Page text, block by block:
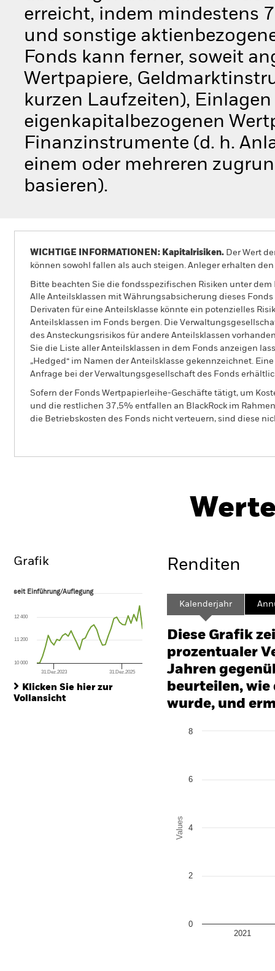
erreicht, indem mindestens
und sonstige
Fonds kann ferner, soweit
Wertpapiere,
kurzen Laufzeiten),
eigenkapitalbezogenen
Finanzinstrumente (d. h.
einem oder mehreren
basieren).
WICHTIGE INFORMATIONEN: Kapitalrisiken. Der Wert
können sowohl fallen als auch steigen. Anleger erhalten
Bitte beachten Sie die fondsspezifischen Risiken unter dem
Alle Anteilsklassen mit Währungsabsicherung dieses
Derivaten für eine Anteilsklasse könnte ein potenzielles
Anteilsklassen im Fonds bergen. Die
des Ansteckungsrisikos für andere Anteilsklassen
Sie die Liste aller Anteilsklassen in dem Fonds anzeigen
„Hedged“ im Namen der Anteilsklasse gekennzeichnet.
Anfrage bei der Verwaltungsgesellschaft des Fonds
Sofern der Fonds Wertpapierleihe-Geschäfte tätigt, um
und die restlichen 37,5% entfallen an BlackRock im
die Betriebskosten des Fonds nicht verteuern, sind diese
Wertentwicklung
Grafik
seit Einführung/Auflegung
The chart has 1 X axis displaying Time. Range: 2023-06-30 00:00:00 to
The chart has 1 Y axis displaying values. Range: 0 to 36.
seit Einführung/Auflegung
31.Dez.2023 31.Dez.2025
10 000
11 200
12 400
Klicken Sie hier zur
Vollansicht
Renditen
Kalenderjahr
Diese Grafik
prozentualer
Jahren
beurteilen,
wurde, und
Chart
Bar chart with 2 data
Values
2021
0
2
4
6
8